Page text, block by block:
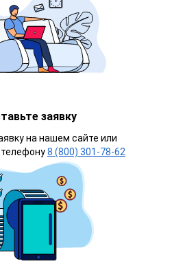
заявку
на нашем сайте или
8 (800) 301-78-62